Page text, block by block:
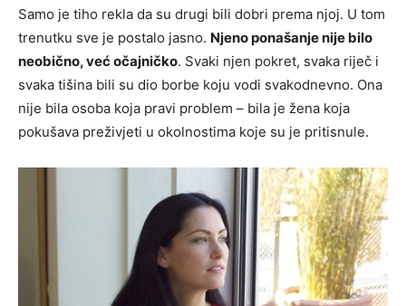
Samo je tiho rekla da su drugi bili dobri prema njoj. U tom
trenutku sve je postalo jasno. Njeno ponašanje nije bilo
neobično, već očajničko. Svaki njen pokret, svaka riječ i
svaka tišina bili su dio borbe koju vodi svakodnevno. Ona
nije bila osoba koja pravi problem – bila je žena koja
pokušava preživjeti u okolnostima koje su je pritisnule.